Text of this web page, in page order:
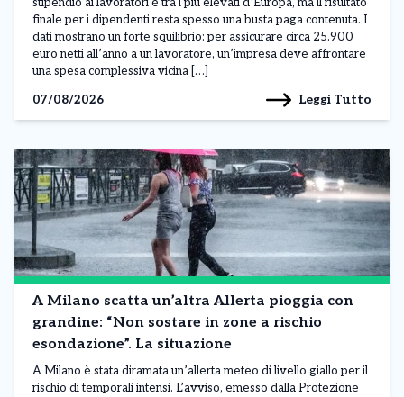
finale per i dipendenti resta spesso una busta paga contenuta. I
dati mostrano un forte squilibrio: per assicurare circa 25.900
euro netti all’anno a un lavoratore, un’impresa deve affrontare
una spesa complessiva vicina […]
07/08/2026
Leggi Tutto
A Milano scatta un’altra Allerta pioggia con
grandine: “Non sostare in zone a rischio
esondazione”. La situazione
A Milano è stata diramata un’allerta meteo di livello giallo per il
rischio di temporali intensi. L’avviso, emesso dalla Protezione